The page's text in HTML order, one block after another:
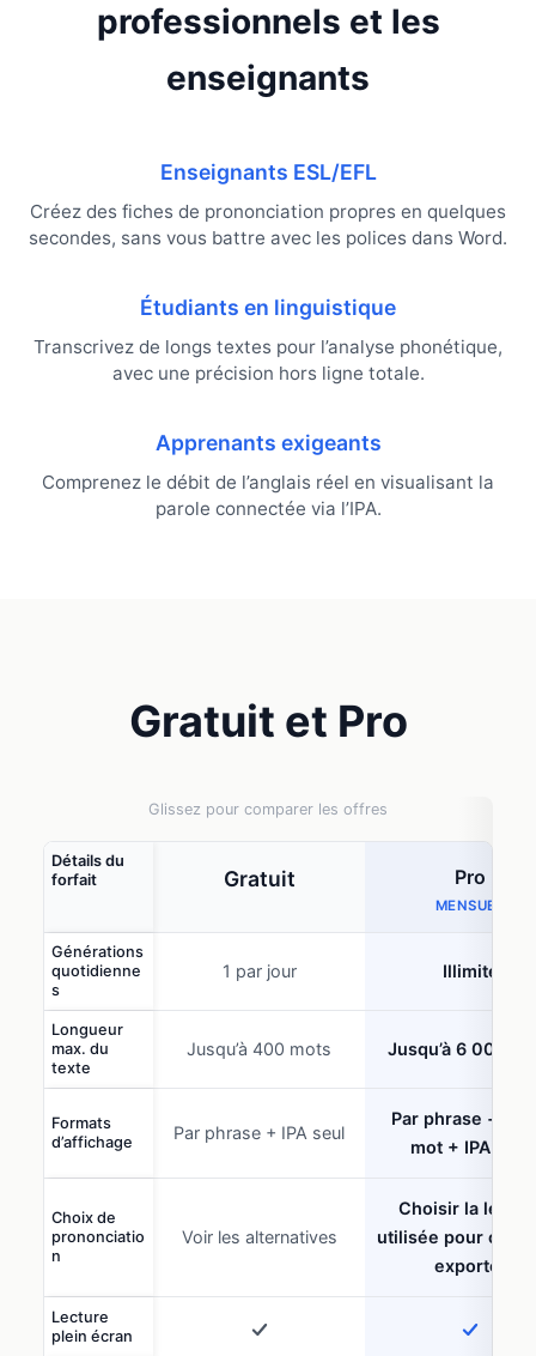
professionnels et les
enseignants
Enseignants ESL/EFL
Créez des fiches de prononciation propres en quelques
secondes, sans vous battre avec les polices dans Word.
Étudiants en linguistique
Transcrivez de longs textes pour l’analyse phonétique,
avec une précision hors ligne totale.
Apprenants exigeants
Comprenez le débit de l’anglais réel en visualisant la
parole connectée via l’IPA.
Gratuit et Pro
Glissez pour comparer les offres
Détails du
forfait
Gratuit Pro
MENSUEL
Générations
quotidienne
s
1 par jour Illimité
Longueur
max. du
texte
Jusqu’à 400 mots Jusqu’à 6 000
Formats
d’affichage
Par phrase + IPA seul
Par phrase +
mot + IPA seul
Choix de
prononciatio
n
Voir les alternatives
Choisir la
utilisée pour
exporter
Lecture
plein écran